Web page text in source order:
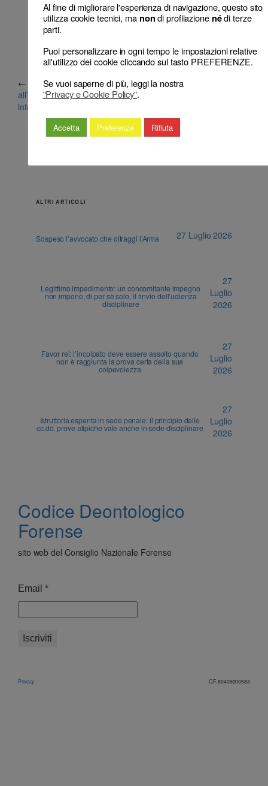
←
La “dimenticanza” non deroga
all’obbligo di dare istruzioni e
informazioni al collega
Il principio del libero
ALTRI ARTICOLI
Sospeso l’avvocato che oltraggi l’Arma 27 Luglio 2026
Legittimo impedimento: un concomitante impegno
non impone, di per sè solo, il rinvio dell’udienza
disciplinare
27
Luglio
2026
Favor rei: l’incolpato deve essere assolto quando
non è raggiunta la prova certa della sua
colpevolezza
27
Luglio
2026
Istruttoria esperita in sede penale: il principio delle
cc.dd. prove atipiche vale anche in sede disciplinare
27
Luglio
2026
Codice Deontologico
Forense
sito web del Consiglio Nazionale Forense
Email *
Privacy C.F. 80409200583
Al fine di migliorare l'esperienza di navigazione, questo sito
utilizza cookie tecnici, ma nondi profilazione nédi terze
parti.
Puoi personalizzare in ogni tempo le impostazioni relative
all'utilizzo dei cookie cliccando sul tasto PREFERENZE.
Se vuoi saperne di più, leggi la nostra
"Privacy e Cookie Policy".
Accetta Preferenze Rifiuta